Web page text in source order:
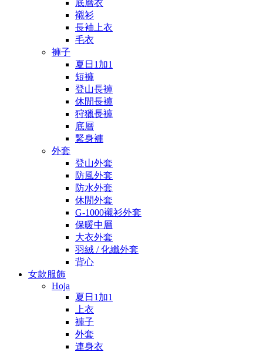
底層衣
襯衫
長袖上衣
毛衣
褲子
夏日1加1
短褲
登山長褲
休閒長褲
狩獵長褲
底層
緊身褲
外套
登山外套
防風外套
防水外套
休閒外套
G-1000襯衫外套
保暖中層
大衣外套
羽絨 / 化纖外套
背心
女款服飾
Hoja
夏日1加1
上衣
褲子
外套
連身衣